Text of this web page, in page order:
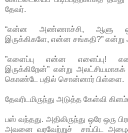
தேவர்.
“என்ன அண்ணாச்சி, ஆளு
இருக்கிகளே, என்ன சங்கதி?” என்று
”எளைப்பு என்ன எளைப்பு!
இருக்கிறேன்” என்று
கொண்டே பதில் சொன்னார் பிள்ளை.
தேவரிடமிருந்து அடுத்த கேள்வி
பஸ் வந்தது. அதிலிருந்து ஒரே ஒரு
அவனை வரவேற்றுச் சாப்பிட